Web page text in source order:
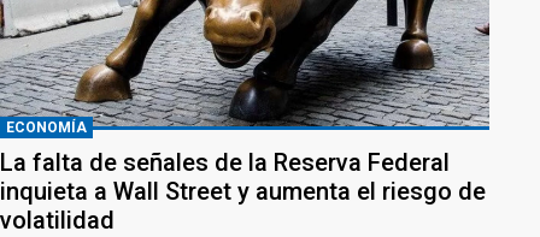
ECONOMÍA
La falta de señales de la Reserva Federal
inquieta a Wall Street y aumenta el riesgo de
volatilidad